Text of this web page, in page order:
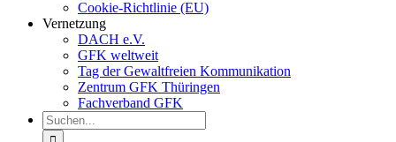
Cookie-Richtlinie (EU)
Vernetzung
DACH e.V.
GFK weltweit
Tag der Gewaltfreien Kommunikation
Zentrum GFK Thüringen
Fachverband GFK
Suche
nach: